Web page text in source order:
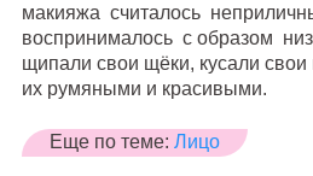
макияжа считалось
воспринималось с образом
щипали свои щёки, кусали свои
их румяными и красивыми.
Еще по теме: Лицо